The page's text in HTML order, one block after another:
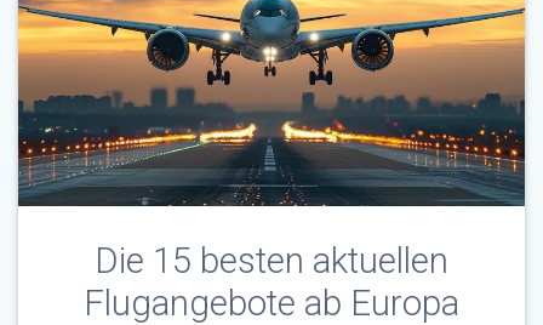
Die 15 besten aktuellen
Flugangebote ab Europa